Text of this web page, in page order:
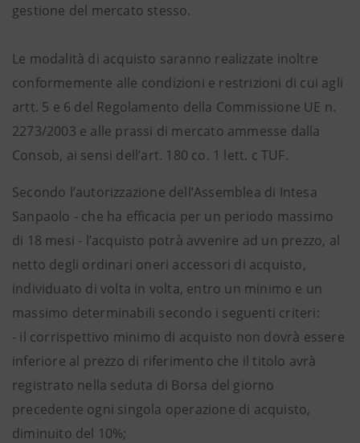
gestione del mercato stesso.
Le modalità di acquisto saranno realizzate inoltre
conformemente alle condizioni e restrizioni di cui agli
artt. 5 e 6 del Regolamento della Commissione UE n.
2273/2003 e alle prassi di mercato ammesse dalla
Consob, ai sensi dell’art. 180 co. 1 lett. c TUF.
Secondo l’autorizzazione dell’Assemblea di Intesa
Sanpaolo - che ha efficacia per un periodo massimo
di 18 mesi - l’acquisto potrà avvenire ad un prezzo, al
netto degli ordinari oneri accessori di acquisto,
individuato di volta in volta, entro un minimo e un
massimo determinabili secondo i seguenti criteri:
- il corrispettivo minimo di acquisto non dovrà essere
inferiore al prezzo di riferimento che il titolo avrà
registrato nella seduta di Borsa del giorno
precedente ogni singola operazione di acquisto,
diminuito del 10%;